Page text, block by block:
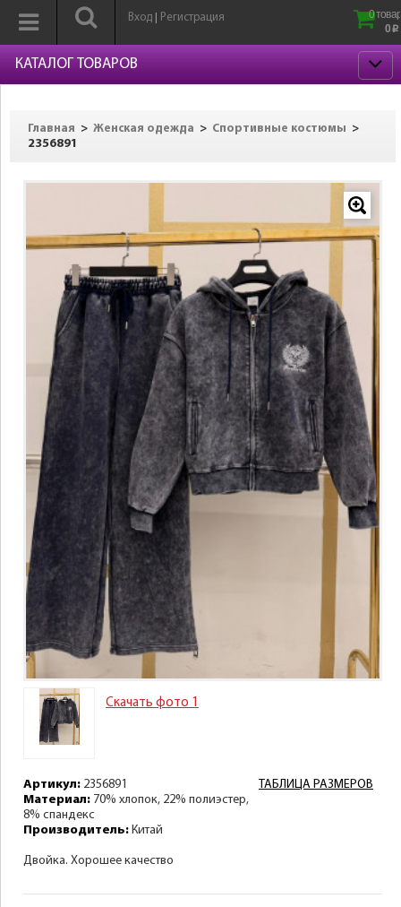
Вход Регистрация
0
0 p
КАТАЛОГ ТОВАРОВ
Главная > Женская одежда > Спортивные костюмы
>
2356891
Скачать фото 1
ТАБЛИЦА РАЗМЕРОВ
Артикул: 2356891
Материал: 70% хлопок, 22% полиэстер,
8% спандекс
Производитель: Китай
Двойка. Хорошее качество